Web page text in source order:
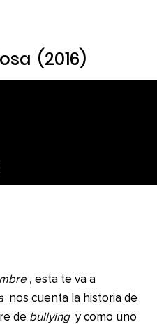
(2016)
, esta te va a
nos cuenta la historia de
de bullying y como uno